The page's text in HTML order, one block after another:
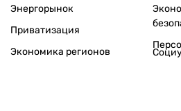
Энергорынок
Приватизация
Экономика регионов
Круг